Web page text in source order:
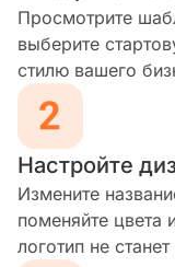
Просмотрите
выберите
стилю вашего
Настройте
Измените
поменяйте цвета
логотип не